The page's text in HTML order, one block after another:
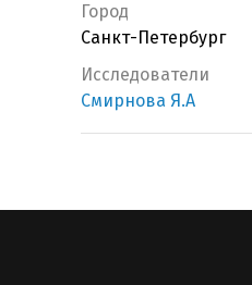
Город
Санкт-Петербург
Исследователи
Смирнова Я.А